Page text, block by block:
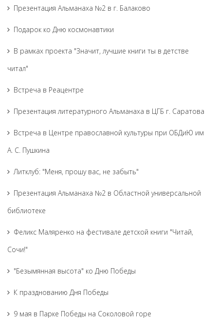
Презентация Альманаха №2 в г. Балаково
Подарок ко Дню космонавтики
В рамках проекта "Значит, лучшие книги ты в детстве
читал"
Встреча в Реацентре
Презентация литературного Альманаха в ЦГБ г. Саратова
Встреча в Центре православной культуры при ОБДиЮ им
А. С. Пушкина
Литклуб: "Меня, прошу вас, не забыть"
Презентация Альманаха №2 в Областной универсальной
библиотеке
Феликс Маляренко на фестивале детской книги "Читай,
Сочи!"
"Безымянная высота" ко Дню Победы
К празднованию Дня Победы
9 мая в Парке Победы на Соколовой горе